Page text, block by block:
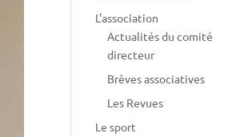
L'association
Actualités du comité
directeur
Brèves associatives
Les Revues
Le sport